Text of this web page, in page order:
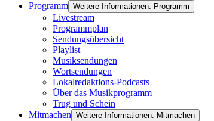
Programm Weitere Informationen: Programm
Livestream
Programmplan
Sendungsübersicht
Playlist
Musiksendungen
Wortsendungen
Lokalredaktions-Podcasts
Über das Musikprogramm
Trug und Schein
Mitmachen Weitere Informationen: Mitmachen